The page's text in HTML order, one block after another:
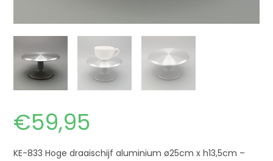
€59,95
KE-833 Hoge draaischijf aluminium ø25cm x h13,5cm –